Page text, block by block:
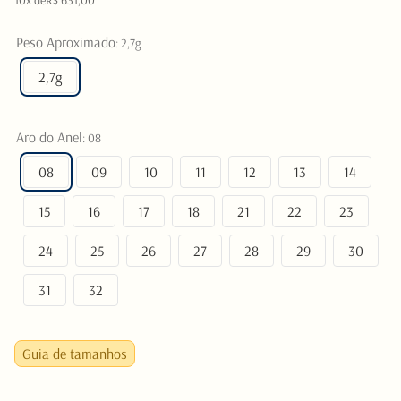
Peso Aproximado:2,7g
2,7g
Aro do Anel:08
08 09 10 11 12 13 14
15 16 17 18 21 22 23
24 25 26 27 28 29 30
31 32
Guia de tamanhos